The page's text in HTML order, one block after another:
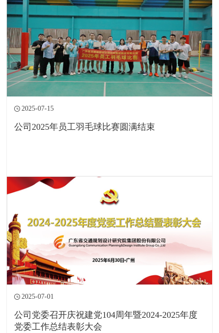
2025-07-15
公司2025年员工羽毛球比赛圆满结束
2025-07-01
公司党委召开庆祝建党104周年暨2024-2025年度
党委工作总结表彰大会